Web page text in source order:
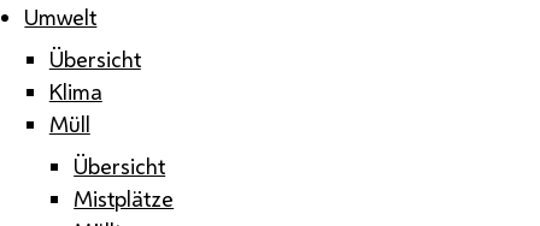
Umwelt
Übersicht
Klima
Müll
Übersicht
Mistplätze